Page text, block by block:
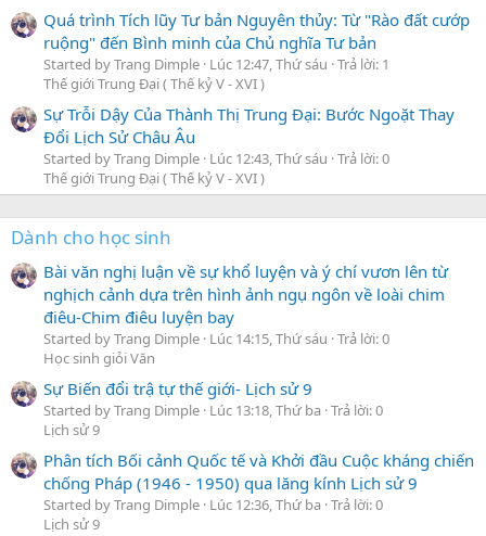
Quá trình Tích lũy Tư bản Nguyên thủy: Từ "Rào đất cướp
ruộng" đến Bình minh của Chủ nghĩa Tư bản
Started by Trang Dimple Lúc 12:47, Thứ sáu Trả lời: 1
Thế giới Trung Đại ( Thế kỷ V - XVI )
Sự Trỗi Dậy Của Thành Thị Trung Đại: Bước Ngoặt Thay
Đổi Lịch Sử Châu Âu
Started by Trang Dimple Lúc 12:43, Thứ sáu Trả lời: 0
Thế giới Trung Đại ( Thế kỷ V - XVI )
Dành cho học sinh
Bài văn nghị luận về sự khổ luyện và ý chí vươn lên từ
nghịch cảnh dựa trên hình ảnh ngụ ngôn về loài chim
điêu-Chim điêu luyện bay
Started by Trang Dimple Lúc 14:15, Thứ sáu Trả lời: 0
Học sinh giỏi Văn
Sự Biến đổi trậ tự thế giới- Lịch sử 9
Started by Trang Dimple Lúc 13:18, Thứ ba Trả lời: 0
Lịch sử 9
Phân tích Bối cảnh Quốc tế và Khởi đầu Cuộc kháng chiến
chống Pháp (1946 - 1950) qua lăng kính Lịch sử 9
Started by Trang Dimple Lúc 12:36, Thứ ba Trả lời: 0
Lịch sử 9